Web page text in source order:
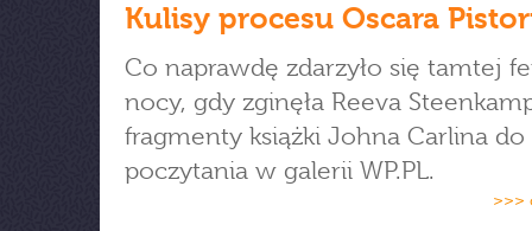
Kulisy procesu Oscara
Co naprawdę zdarzyło się tamtej
nocy, gdy zginęła Reeva
fragmenty książki Johna Carlina do
poczytania w galerii WP.PL.
>>>